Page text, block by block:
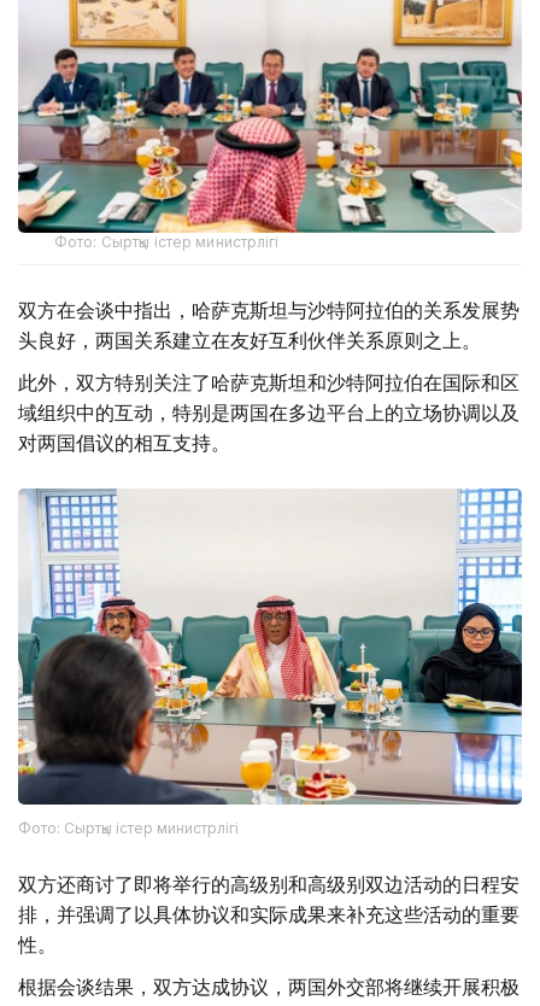
Фото: Сыртқы істер министрлігі
双方在会谈中指出，哈萨克斯坦与沙特阿拉伯的关系发展势
头良好，两国关系建立在友好互利伙伴关系原则之上。
此外，双方特别关注了哈萨克斯坦和沙特阿拉伯在国际和区
域组织中的互动，特别是两国在多边平台上的立场协调以及
对两国倡议的相互支持。
Фото: Сыртқы істер министрлігі
双方还商讨了即将举行的高级别和高级别双边活动的日程安
排，并强调了以具体协议和实际成果来补充这些活动的重要
性。
根据会谈结果，双方达成协议，两国外交部将继续开展积极